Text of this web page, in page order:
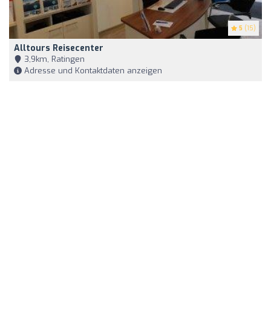
5 (15)
Alltours Reisecenter
3,9km, Ratingen
Adresse und Kontaktdaten anzeigen